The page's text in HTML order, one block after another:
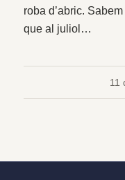
roba d’abric.
que al juliol…
11